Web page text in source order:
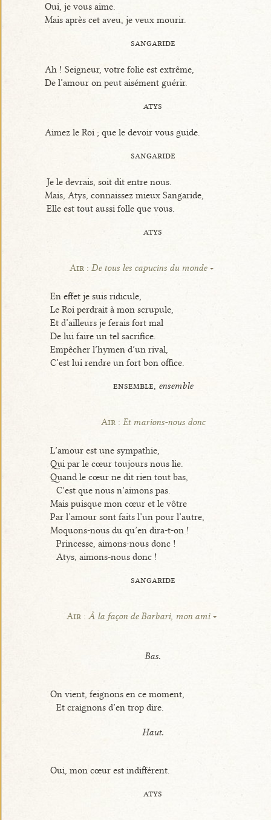
Oui, je vous aime.
Mais après cet aveu, je veux mourir.
sangaride
Ah ! Seigneur, votre folie est extrême,
De l’amour on peut aisément guérir.
atys
Aimez le Roi ; que le devoir vous guide.
sangaride
Je le devrais, soit dit entre nous.
Mais, Atys, connaissez mieux Sangaride,
Elle est tout aussi folle que vous.
atys
Air : De tous les capucins du monde
En effet je suis ridicule,
Le Roi perdrait à mon scrupule,
Et d’ailleurs je ferais fort mal
De lui faire un tel sacrifice.
Empêcher l’hymen d’un rival,
C’est lui rendre un fort bon office.
ensemble, ensemble
Air : Et marions-nous donc
L’amour est une sympathie,
Qui par le cœur toujours nous lie.
Quand le cœur ne dit rien tout bas,
C’est que nous n’aimons pas.
Mais puisque mon cœur et le vôtre
Par l’amour sont faits l’un pour l’autre,
Moquons-nous du qu’en dira-t-on !
Princesse, aimons-nous donc !
Atys, aimons-nous donc !
sangaride
Air : À la façon de Barbari, mon ami
Bas.
On vient, feignons en ce moment,
Et craignons d’en trop dire.
Haut.
Oui, mon cœur est indifférent.
atys